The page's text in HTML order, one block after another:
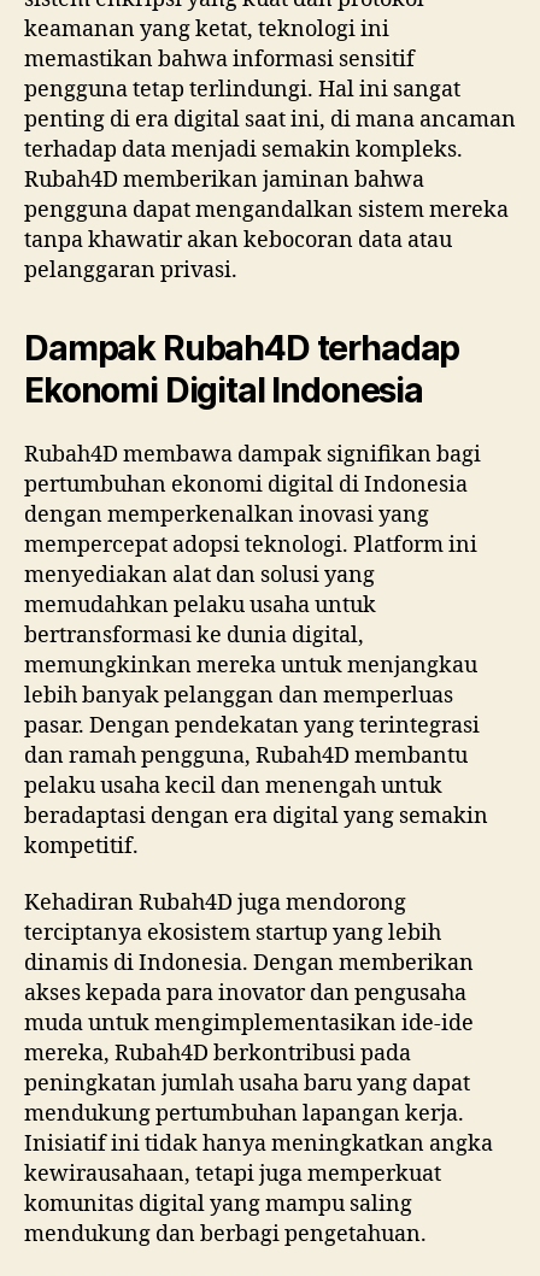
keamanan yang ketat, teknologi ini
memastikan bahwa informasi sensitif
pengguna tetap terlindungi. Hal ini sangat
penting di era digital saat ini, di mana ancaman
terhadap data menjadi semakin kompleks.
Rubah4D memberikan jaminan bahwa
pengguna dapat mengandalkan sistem mereka
tanpa khawatir akan kebocoran data atau
pelanggaran privasi.
Dampak Rubah4D terhadap
Ekonomi Digital Indonesia
Rubah4D membawa dampak signifikan bagi
pertumbuhan ekonomi digital di Indonesia
dengan memperkenalkan inovasi yang
mempercepat adopsi teknologi. Platform ini
menyediakan alat dan solusi yang
memudahkan pelaku usaha untuk
bertransformasi ke dunia digital,
memungkinkan mereka untuk menjangkau
lebih banyak pelanggan dan memperluas
pasar. Dengan pendekatan yang terintegrasi
dan ramah pengguna, Rubah4D membantu
pelaku usaha kecil dan menengah untuk
beradaptasi dengan era digital yang semakin
kompetitif.
Kehadiran Rubah4D juga mendorong
terciptanya ekosistem startup yang lebih
dinamis di Indonesia. Dengan memberikan
akses kepada para inovator dan pengusaha
muda untuk mengimplementasikan ide-ide
mereka, Rubah4D berkontribusi pada
peningkatan jumlah usaha baru yang dapat
mendukung pertumbuhan lapangan kerja.
Inisiatif ini tidak hanya meningkatkan angka
kewirausahaan, tetapi juga memperkuat
komunitas digital yang mampu saling
mendukung dan berbagi pengetahuan.